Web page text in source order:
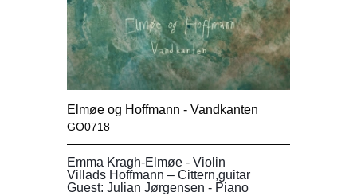
Elmøe og Hoffmann - Vandkanten
GO0718
Emma Kragh-Elmøe - Violin
Villads Hoffmann – Cittern,guitar
Guest: Julian Jørgensen - Piano